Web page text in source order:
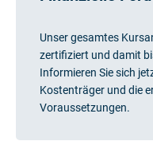
Unser gesamtes
zertifiziert und damit
Informieren Sie sich
Kostenträger und die
Voraussetzungen.